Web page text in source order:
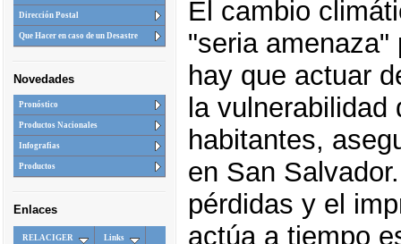
Dirección Postal
Que Hacer en caso de un Desastre
Novedades
Pronóstico
Productos Nacionales
Infografias
Productos
Enlaces
RELACIGER Links
El cambio
"seria
hay que actuar
la vulnerabilidad
habitantes,
en San
pérdidas y el
actúa a tiempo